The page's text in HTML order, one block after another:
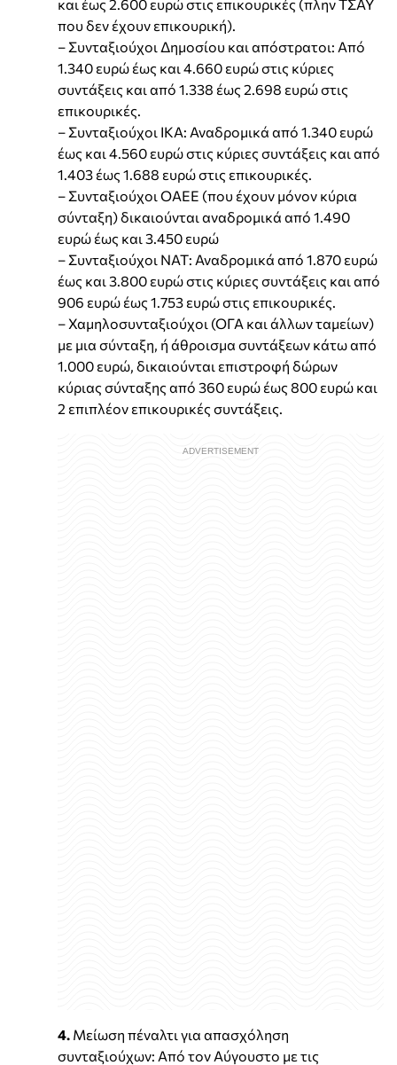
και έως 2.600 ευρώ στις επικουρικές (πλην ΤΣΑΥ
που δεν έχουν επικουρική).
– Συνταξιούχοι Δημοσίου και απόστρατοι: Από
1.340 ευρώ έως και 4.660 ευρώ στις κύριες
συντάξεις και από 1.338 έως 2.698 ευρώ στις
επικουρικές.
– Συνταξιούχοι ΙΚΑ: Αναδρομικά από 1.340 ευρώ
έως και 4.560 ευρώ στις κύριες συντάξεις και από
1.403 έως 1.688 ευρώ στις επικουρικές.
– Συνταξιούχοι ΟΑΕΕ (που έχουν μόνον κύρια
σύνταξη) δικαιούνται αναδρομικά από 1.490
ευρώ έως και 3.450 ευρώ
– Συνταξιούχοι ΝΑΤ: Αναδρομικά από 1.870 ευρώ
έως και 3.800 ευρώ στις κύριες συντάξεις και από
906 ευρώ έως 1.753 ευρώ στις επικουρικές.
– Χαμηλοσυνταξιούχοι (ΟΓΑ και άλλων ταμείων)
με μια σύνταξη, ή άθροισμα συντάξεων κάτω από
1.000 ευρώ, δικαιούνται επιστροφή δώρων
κύριας σύνταξης από 360 ευρώ έως 800 ευρώ και
2 επιπλέον επικουρικές συντάξεις.
4. Μείωση πέναλτι για απασχόληση
συνταξιούχων: Από τον Αύγουστο με τις